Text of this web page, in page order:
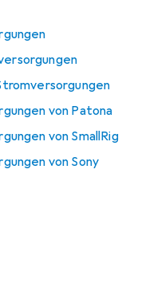
von Patona
von SmallRig
von Sony